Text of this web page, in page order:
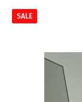
SALE